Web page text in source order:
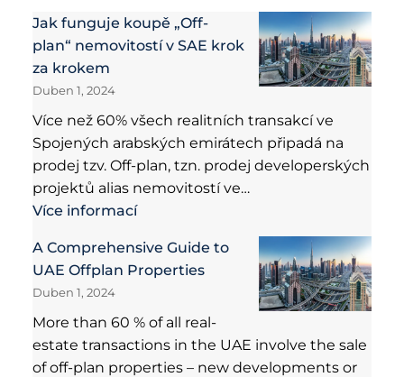
Jak funguje koupě „Off-
plan“ nemovitostí v SAE krok
za krokem
Duben 1, 2024
Více než 60% všech realitních transakcí ve
Spojených arabských emirátech připadá na
prodej tzv. Off-plan, tzn. prodej developerských
projektů alias nemovitostí ve…
Více informací
A Comprehensive Guide to
UAE Offplan Properties
Duben 1, 2024
More than 60 % of all real-
estate transactions in the UAE involve the sale
of off-plan properties – new developments or